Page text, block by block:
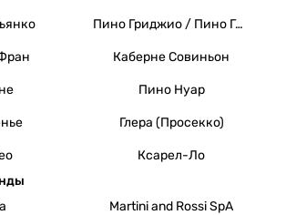
Пино Гриджио / Пино Гри
Каберне Совиньон
Пино Нуар
Глера (Просекко)
Ксарел-Ло
Martini and Rossi SpA